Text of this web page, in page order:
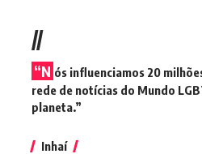
//
“N ós influenciamos 20
rede de notícias do Mundo
planeta.”
Inhaí